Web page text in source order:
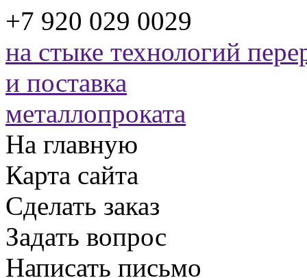
+7 920 029 0029
на стыке технологий
и поставка
металлопроката
На главную
Карта сайта
Сделать заказ
Задать вопрос
Написать письмо